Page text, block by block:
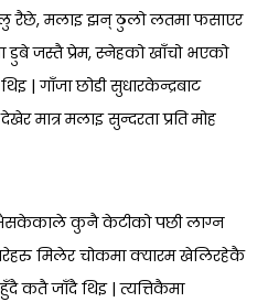
रैछे, मलाइ झन् ठुलो लतमा फसाएर
डुबे जस्तै प्रेम, स्नेहको खाँचो भएको
| गाँजा छोडी सुधारकेन्द्रबाट
मात्र मलाइ सुन्दरता प्रति मोह
कुनै केटीको पछी लाग्न
मिलेर चोकमा क्यारम खेलिरहेकै
कतै जाँदै थिइ | त्यत्तिकैमा